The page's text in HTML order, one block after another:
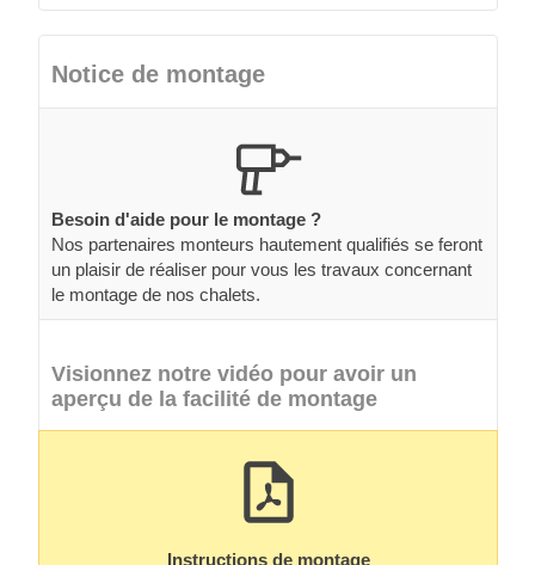
Notice de montage
Besoin d'aide pour le montage ?
Nos partenaires monteurs hautement qualifiés se feront
un plaisir de réaliser pour vous les travaux concernant
le montage de nos chalets.
Visionnez notre vidéo pour avoir un
aperçu de la facilité de montage
Instructions de montage